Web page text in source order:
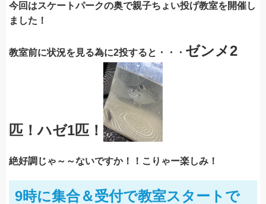
今回はスケートパークの奥で親子ちょい投げ教室を開催し
ました！
教室前に状況を見る為に2投すると・・・ ゼンメ2
匹！ハゼ1匹！
絶好調じゃ～～ないですか！！こりゃー楽しみ！
9時に集合＆受付で教室スタートで